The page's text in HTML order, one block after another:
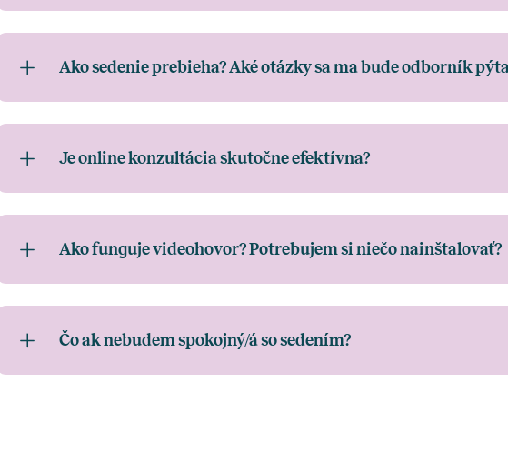
Ako sedenie prebieha? Aké otázky sa ma bude odborník
Je online konzultácia skutočne efektívna?
Ako funguje videohovor? Potrebujem si niečo nainštalovať?
Čo ak nebudem spokojný/á so sedením?